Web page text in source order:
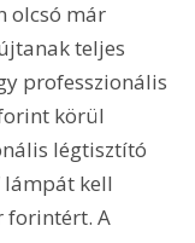
olcsó már
teljes
professzionális
körül
légtisztító
lámpát kell
forintért. A